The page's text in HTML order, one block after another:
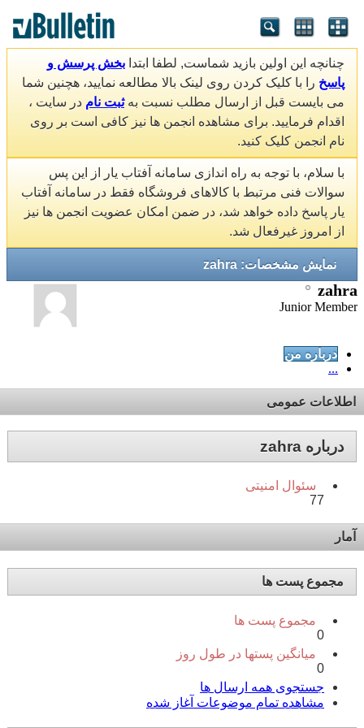
چنانچه این اولین بازید شماست, لطفا ابتدا بخش پرسش و
پاسخ را با کلیک کردن روی لینک بالا مطالعه نمایید، هچنین شما
می بایست قبل از ارسال مطلب نسبت بهثبت نام در سایت ،
اقدام فرمایید. برای مشاهده انجمن ها نیز کافی است بر روی
نام انجمن کلیک کنید.
با سلام، با توجه به راه اندازی سامانه آفتاب یار از این پس
سوالات فنی مرتبط با کالاهای فروشگاه فقط در سامانه آفتاب
یار پاسخ داده خواهد شد، در ضمن امکان عضویت انجمن ها نیز
از امروز غیرفعال شد.
نمایش مشخصات: zahra
zahra
Junior Member
درباره من
...
اطلاعات عمومی
درباره zahra
سئوال امنیتی
77
آمار
مجموع پست ها
مجموع پست ها
0
میانگین پستها در طول روز
0
جستجوی همه ارسال ها
مشاهده تمام موضوعات آغاز شده